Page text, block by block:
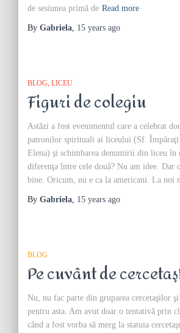
de sesiunea primă de Read more
By Gabriela, 15 years ago
BLOG LICEU
Figuri de colegiu
Astăzi a fost evenimentul care a celebrat
patronilor spirituali ai liceului (Sf. Împăraţi
Elena) şi schimbarea denumirii din liceu în
diferenţa între cele două? Nu am idee. Dar
bine. Oricum, nu e ca la americani. La noi
By Gabriela, 15 years ago
BLOG
Pe cuvânt de
Nu, nu fac parte din gruparea cercetaşilor
pentru asta. Am avut doar o tentativă prin
când a fost vorba să merg la statuia